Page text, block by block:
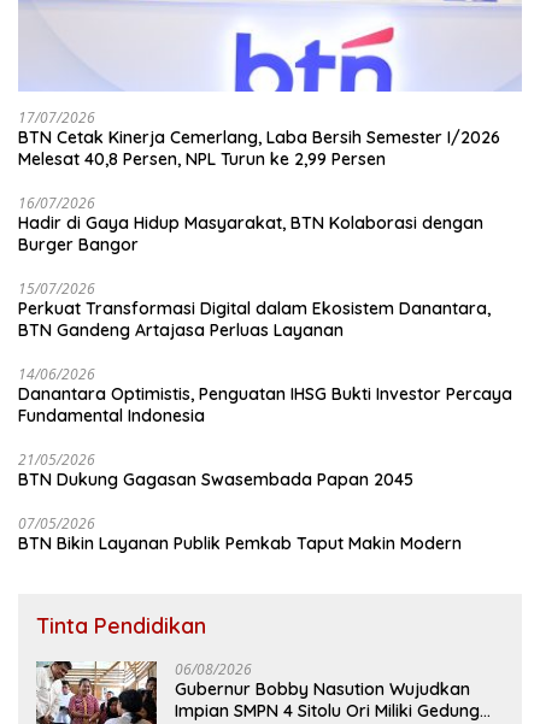
17/07/2026
BTN Cetak Kinerja Cemerlang, Laba Bersih Semester I/2026
Melesat 40,8 Persen, NPL Turun ke 2,99 Persen
16/07/2026
Hadir di Gaya Hidup Masyarakat, BTN Kolaborasi dengan
Burger Bangor
15/07/2026
Perkuat Transformasi Digital dalam Ekosistem Danantara,
BTN Gandeng Artajasa Perluas Layanan
14/06/2026
Danantara Optimistis, Penguatan IHSG Bukti Investor Percaya
Fundamental Indonesia
21/05/2026
BTN Dukung Gagasan Swasembada Papan 2045
07/05/2026
BTN Bikin Layanan Publik Pemkab Taput Makin Modern
Tinta Pendidikan
06/08/2026
Gubernur Bobby Nasution Wujudkan
Impian SMPN 4 Sitolu Ori Miliki Gedung